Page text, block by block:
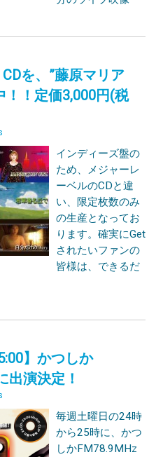
を、”藤原マリア
！！定価3,000円(税
インディーズ盤の
ため、メジャーレ
ーベルのCDと違
い、限定枚数のみ
の生産となってお
ります。確実にGet
されたいファンの
皆様は、できるだ
】かつしか
出演決定！
毎週土曜日の24時
から25時に、かつ
しかFM78.9MHz